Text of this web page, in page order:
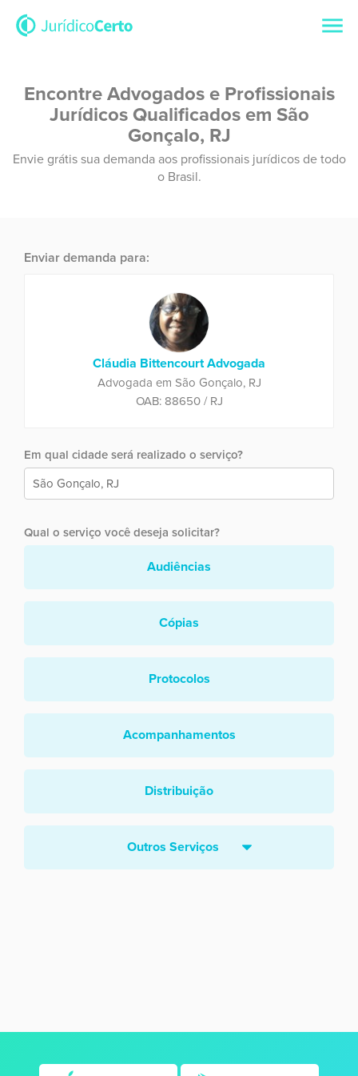
Encontre Advogados e Profissionais
Jurídicos Qualificados em São
Gonçalo, RJ
Envie grátis sua demanda aos profissionais jurídicos de todo
o Brasil.
Enviar demanda para:
Cláudia Bittencourt Advogada
Advogada em São Gonçalo, RJ
OAB: 88650 / RJ
Em qual cidade será realizado o serviço?
Qual o serviço você deseja solicitar?
Audiências
Cópias
Protocolos
Acompanhamentos
Distribuição
Outros Serviços